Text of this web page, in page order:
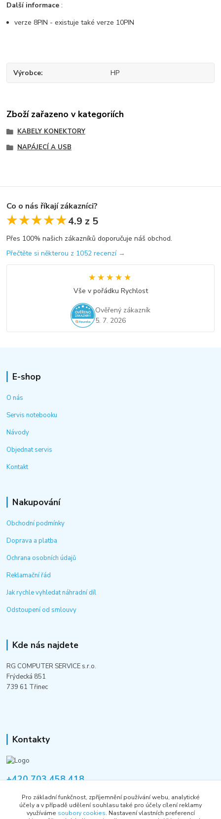
Další informace :
verze 8PIN - existuje také verze 10PIN
Výrobce HP
Zboží zařazeno v kategoriích
KABELY KONEKTORY
NAPÁJECÍ A USB
Co o nás říkají zákazníci?
★★★★★
★★★★★4.9 z 5
Přes 100% našich zákazníků doporučuje náš obchod.
Přečtěte si některou z 1052 recenzí →
★★★★★
★★★★★
Vše v pořádku Rychlost
Ověřený zákazník
5. 7. 2026
E-shop
O nás
Servis notebooku
Návody
Objednat servis
Kontakt
Nakupování
Obchodní podmínky
Doprava a platba
Ochrana osobních údajů
Reklamační řád
Jak rychle vyhledat náhradní díl
Odstoupení od smlouvy
Kde nás najdete
RG COMPUTER SERVICE s.r.o.
Frýdecká 851
739 61 Třinec
Kontakty
+420 703 458 418
informace@rgshop.cz
Pro základní funkčnost, zpříjemnění používání webu, analytické
účely a v případě udělení souhlasu také pro účely cílení reklamy
využíváme soubory cookies. Nastavení vlastních preferencí